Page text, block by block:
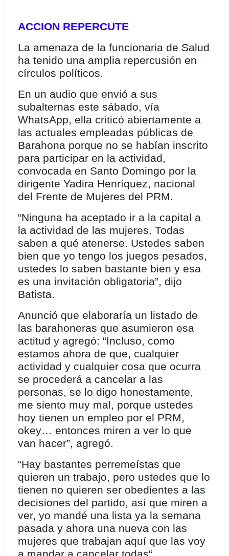
ACCION REPERCUTE
La amenaza de la funcionaria de Salud
ha tenido una amplia repercusión en
círculos políticos.
En un audio que envió a sus
subalternas este sábado, vía
WhatsApp, ella criticó abiertamente a
las actuales empleadas públicas de
Barahona porque no se habían inscrito
para participar en la actividad,
convocada en Santo Domingo por la
dirigente Yadira Henríquez, nacional
del Frente de Mujeres del PRM.
“Ninguna ha aceptado ir a la capital a
la actividad de las mujeres. Todas
saben a qué atenerse. Ustedes saben
bien que yo tengo los juegos pesados,
ustedes lo saben bastante bien y esa
es una invitación obligatoria”, dijo
Batista.
Anunció que elaboraría un listado de
las barahoneras que asumieron esa
actitud y agregó: “Incluso, como
estamos ahora de que, cualquier
actividad y cualquier cosa que ocurra
se procederá a cancelar a las
personas, se lo digo honestamente,
me siento muy mal, porque ustedes
hoy tienen un empleo por el PRM,
okey… entonces miren a ver lo que
van hacer”, agregó.
“Hay bastantes perremeístas que
quieren un trabajo, pero ustedes que lo
tienen no quieren ser obedientes a las
decisiones del partido, así que miren a
ver, yo mandé una lista ya la semana
pasada y ahora una nueva con las
mujeres que trabajan aquí que las voy